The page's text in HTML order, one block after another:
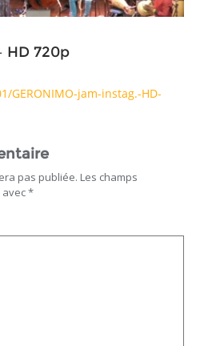
HD 720p
GERONIMO-jam-instag.-HD-
pas publiée. Les champs
*